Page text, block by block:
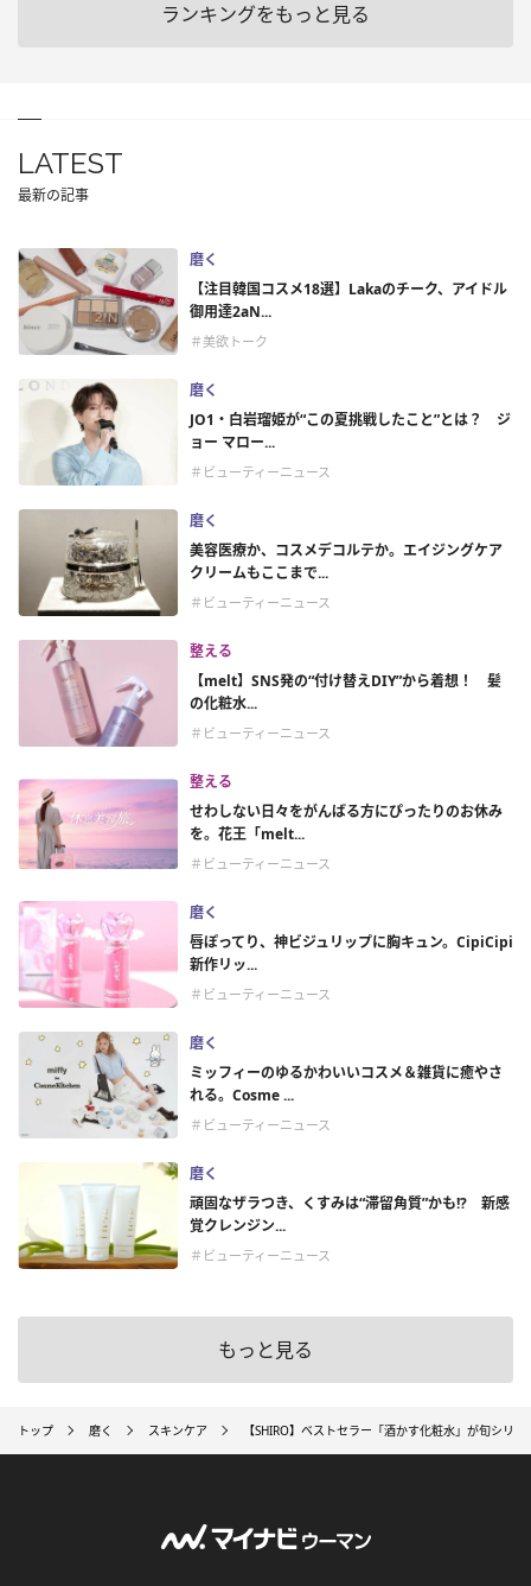
ランキングをもっと見る
LATEST
最新の記事
磨く
【注目韓国コスメ18選】Lakaのチーク、アイドル
御用達2aN...
＃美欲トーク
磨く
JO1・白岩瑠姫が“この夏挑戦したこと”とは？ ジ
ョー マロー...
＃ビューティーニュース
磨く
美容医療か、コスメデコルテか。エイジングケア
クリームもここまで...
＃ビューティーニュース
整える
【melt】SNS発の“付け替えDIY”から着想！ 髪
の化粧水...
＃ビューティーニュース
整える
せわしない日々をがんばる方にぴったりのお休み
を。花王「melt...
＃ビューティーニュース
磨く
唇ぽってり、神ビジュリップに胸キュン。CipiCipi
新作リッ...
＃ビューティーニュース
磨く
ミッフィーのゆるかわいいコスメ＆雑貨に癒やさ
れる。Cosme ...
＃ビューティーニュース
磨く
頑固なザラつき、くすみは“滞留角質”かも!? 新感
覚クレンジン...
＃ビューティーニュース
もっと見る
トップ 磨く スキンケア 【SHIRO】ベストセラー「酒かす化粧水」が旬シリ